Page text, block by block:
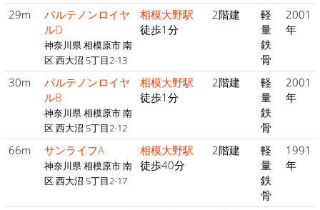
29m
パルテノンロイヤ
ルD
神奈川県 相模原市 南
区 西大沼 5丁目2-13
相模大野駅
徒歩1分
2階建
軽
量
鉄
骨
2001
年
30m
パルテノンロイヤ
ルB
神奈川県 相模原市 南
区 西大沼 5丁目2-12
相模大野駅
徒歩1分
2階建
軽
量
鉄
骨
2001
年
66m サンライフA
神奈川県 相模原市 南
区 西大沼 5丁目2-17
相模大野駅
徒歩40分
2階建
軽
量
鉄
骨
1991
年